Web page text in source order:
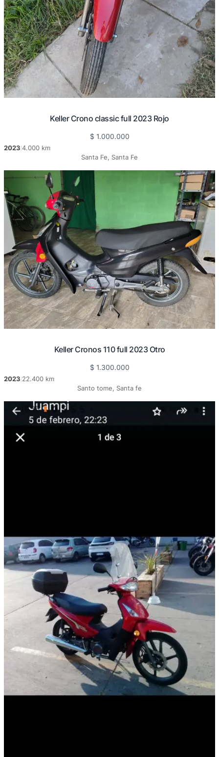
Keller Crono classic full 2023 Rojo
$ 1.000.000
2023 4.000 km
Santa Fe, Santa Fe
Keller Cronos 110 full 2023 Otro
$ 1.300.000
2023 22.400 km
Santo tome, Santa fe